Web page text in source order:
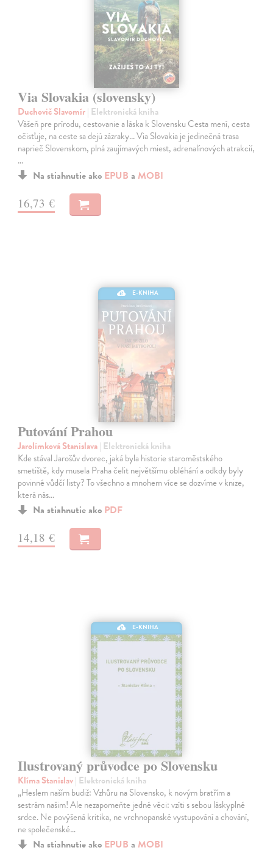
Via Slovakia (slovensky)
Duchovič Slavomír| Elektronická kniha
Vášeň pre prírodu, cestovanie a láska k Slovensku Cesta mení, cesta
očisťuje, na ceste sa dejú zázraky... Via Slovakia je jedinečná trasa
naprieč Slovenskom, plná zaujímavých miest, adrenalínových atrakcií,
…
Na stiahnutie ako EPUB a MOBI
16,73 €
E-KNIHA
Putování Prahou
Jarolímková Stanislava| Elektronická kniha
Kde stával Jarošův dvorec, jaká byla historie staroměstského
smetiště, kdy musela Praha čelit největšímu obléhání a odkdy byly
povinné vůdčí listy? To všechno a mnohem více se dozvíme v knize,
která nás…
Na stiahnutie ako PDF
14,18 €
E-KNIHA
Ilustrovaný průvodce po Slovensku
Klíma Stanislav| Elektronická kniha
„Heslem naším budiž: Vzhůru na Slovensko, k novým bratřím a
sestrám našim! Ale nezapomeňte jedné věci: vzíti s sebou láskyplné
srdce. Ne povýšená kritika, ne vrchnopanské vystupování a chování,
ne společenské…
Na stiahnutie ako EPUB a MOBI